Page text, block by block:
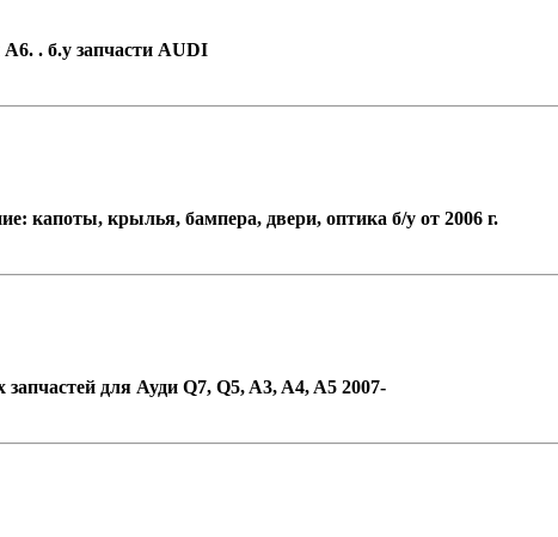
А6. . б.у запчасти AUDI
капоты, крылья, бампера, двери, оптика б/у от 2006 г.
для Ауди Q7, Q5, A3, A4, A5 2007-